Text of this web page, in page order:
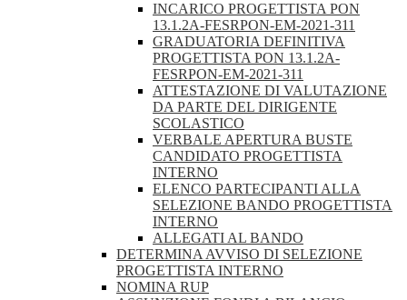
INCARICO PROGETTISTA PON
13.1.2A-FESRPON-EM-2021-311
GRADUATORIA DEFINITIVA
PROGETTISTA PON 13.1.2A-
FESRPON-EM-2021-311
ATTESTAZIONE DI VALUTAZIONE
DA PARTE DEL DIRIGENTE
SCOLASTICO
VERBALE APERTURA BUSTE
CANDIDATO PROGETTISTA
INTERNO
ELENCO PARTECIPANTI ALLA
SELEZIONE BANDO PROGETTISTA
INTERNO
ALLEGATI AL BANDO
DETERMINA AVVISO DI SELEZIONE
PROGETTISTA INTERNO
NOMINA RUP